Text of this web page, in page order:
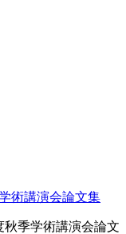
術講演会論文集
秋季学術講演会論文